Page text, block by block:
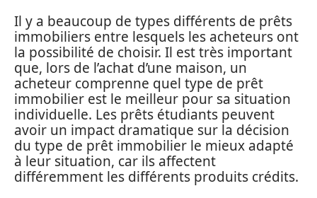
Il y a beaucoup de types différents de prêts
immobiliers entre lesquels les acheteurs ont
la possibilité de choisir. Il est très important
que, lors de l’achat d’une maison, un
acheteur comprenne quel type de prêt
immobilier est le meilleur pour sa situation
individuelle. Les prêts étudiants peuvent
avoir un impact dramatique sur la décision
du type de prêt immobilier le mieux adapté
à leur situation, car ils affectent
différemment les différents produits crédits.